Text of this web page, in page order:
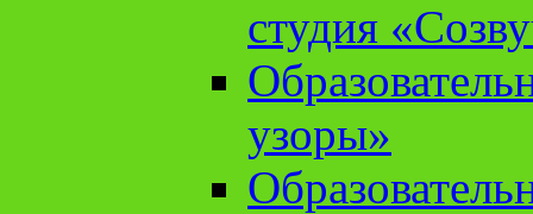
студия
узоры»